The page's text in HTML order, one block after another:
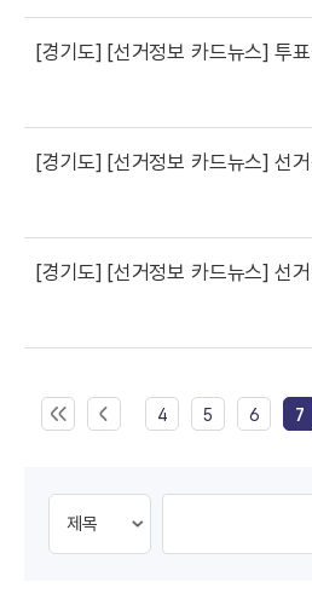
[경기도] [선거정보 카드뉴스] 투
[경기도] [선거정보 카드뉴스] 선
[경기도] [선거정보 카드뉴스] 선거
4 5 6 7